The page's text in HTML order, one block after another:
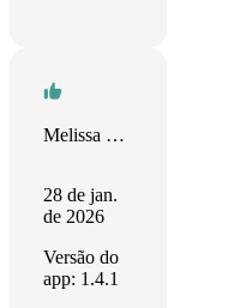
Melissa Davis
28 de jan.
de 2026
Versão do
app: 1.4.1